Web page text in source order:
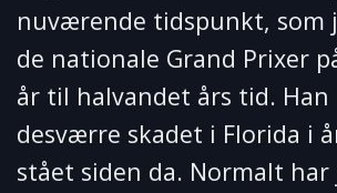
nuværende tidspunkt, som
de nationale Grand Prixer
år til halvandet års tid. Han
desværre skadet i Florida i
stået siden da. Normalt har